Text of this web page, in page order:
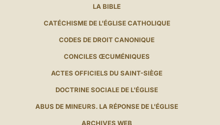
LA BIBLE
CATÉCHISME DE L'ÉGLISE CATHOLIQUE
CODES DE DROIT CANONIQUE
CONCILES ŒCUMÉNIQUES
ACTES OFFICIELS DU SAINT-SIÈGE
DOCTRINE SOCIALE DE L'ÉGLISE
ABUS DE MINEURS. LA RÉPONSE DE L'ÉGLISE
ARCHIVES WEB